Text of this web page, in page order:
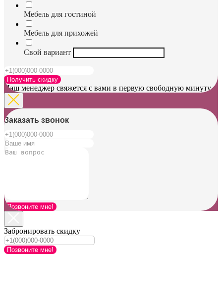
Мебель для гостиной
Мебель для прихожей
Свой вариант
Получить скидку
Наш менеджер свяжется с вами в первую свободную минуту
Заказать звонок
Позвоните мне!
Забронировать скидку
Позвоните мне!